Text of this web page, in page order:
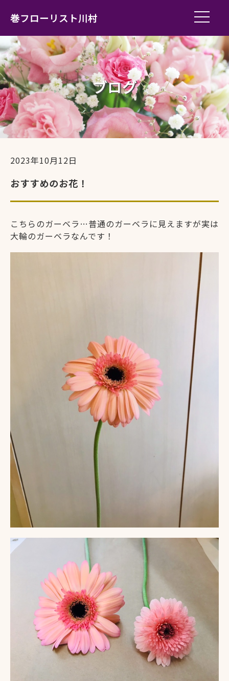
巻フローリスト川村
ブログ
2023年10月12日
おすすめのお花！
こちらのガーベラ…普通のガーベラに見えますが実は
大輪のガーベラなんです！